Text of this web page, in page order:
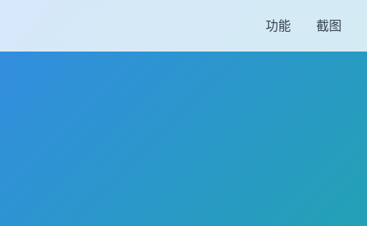
功能 截图